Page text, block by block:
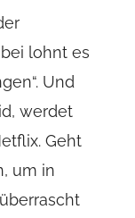
lohnt es
Und
werdet
Geht
um in